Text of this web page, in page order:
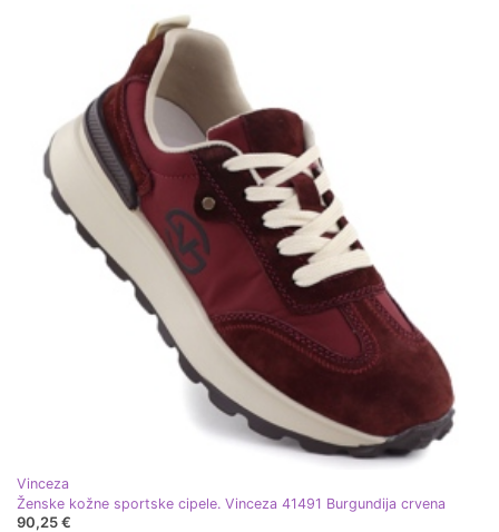
Vinceza
Ženske kožne sportske cipele. Vinceza 41491 Burgundija crvena
90,25 €